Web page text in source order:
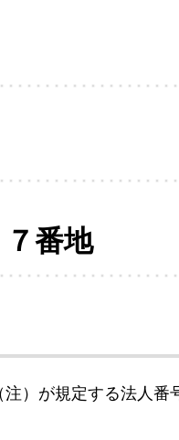
番地
）が規定する法人